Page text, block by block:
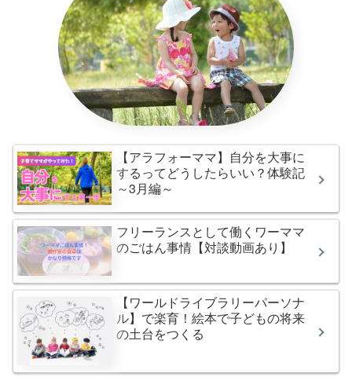
【アラフォーママ】自分を大事に
するってどうしたらいい？体験記
～3月編～
フリーランスとして働くワーママ
のごはん事情【対談動画あり】
【ワールドライブラリーパーソナ
ル】で楽育！絵本で子どもの将来
の土台をつくる